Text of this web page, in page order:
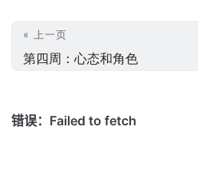
« 上一页
第四周：心态和角色